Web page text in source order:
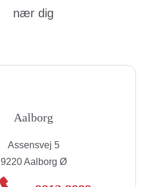
nær dig
Aalborg
Assensvej 5
9220 Aalborg Ø